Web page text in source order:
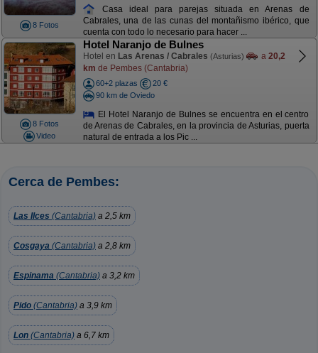
8 Fotos
Casa ideal para parejas situada en Arenas de
Cabrales, una de las cunas del montañismo ibérico, que
cuenta con todo lo necesario para hacer ...
8 Fotos
Video
Hotel Naranjo de Bulnes
Hotel en Las Arenas / Cabrales (Asturias) a 20,2
km de Pembes (Cantabria)
60+2 plazas
20 €
90 km de Oviedo
El Hotel Naranjo de Bulnes se encuentra en el centro
de Arenas de Cabrales, en la provincia de Asturias, puerta
natural de entrada a los Pic ...
Cerca de Pembes:
Las Ilces (Cantabria) a 2,5 km
Cosgaya (Cantabria) a 2,8 km
Espinama (Cantabria) a 3,2 km
Pido (Cantabria) a 3,9 km
Lon (Cantabria) a 6,7 km